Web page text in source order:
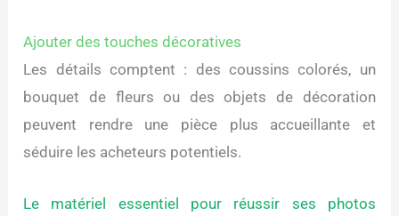
Ajouter des touches décoratives
Les détails comptent : des coussins colorés, un
bouquet de fleurs ou des objets de décoration
peuvent rendre une pièce plus accueillante et
séduire les acheteurs potentiels.
Le matériel essentiel pour réussir ses photos